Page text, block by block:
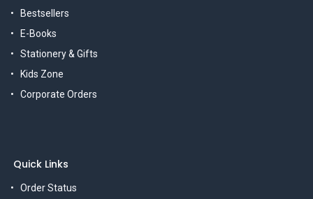
Bestsellers
E-Books
Stationery & Gifts
Kids Zone
Corporate Orders
Quick Links
Order Status